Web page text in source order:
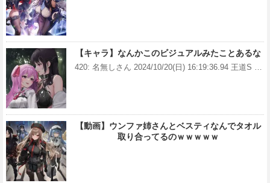
【キャラ】なんかこのビジュアルみたことあるな
420: 名無しさん 2024/10/20(日) 16:19:36.94 王道S …
【動画】ウンファ姉さんとベスティなんでタオル
取り合ってるのｗｗｗｗｗ